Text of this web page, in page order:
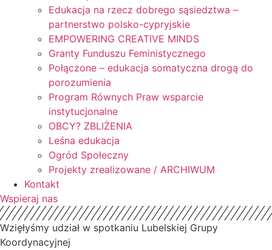
Edukacja na rzecz dobrego sąsiedztwa –
partnerstwo polsko-cypryjskie
EMPOWERING CREATIVE MINDS
Granty Funduszu Feministycznego
Połączone – edukacja somatyczna drogą do
porozumienia
Program Równych Praw wsparcie
instytucjonalne
OBCY? ZBLIŻENIA
Leśna edukacja
Ogród Społeczny
Projekty zrealizowane / ARCHIWUM
Kontakt
Wspieraj nas
Wzięłyśmy udział w spotkaniu Lubelskiej Grupy
Koordynacyjnej